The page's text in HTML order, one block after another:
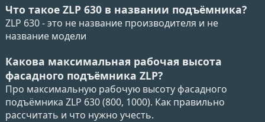
Что такое ZLP 630 в названии подъёмника?
ZLP 630 - это не название производителя и не
название модели
Какова максимальная рабочая высота
фасадного подъёмника ZLP?
Про максимальную рабочую высоту фасадного
подъёмника ZLP 630 (800, 1000). Как правильно
рассчитать и что нужно учесть.